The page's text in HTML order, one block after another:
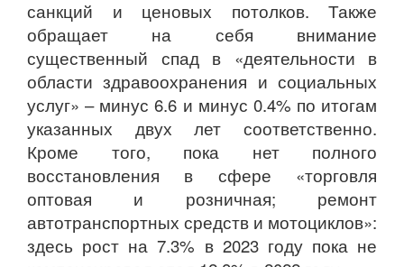
санкций и ценовых потолков. Также
обращает на себя внимание
существенный спад в «деятельности в
области здравоохранения и социальных
услуг» – минус 6.6 и минус 0.4% по итогам
указанных двух лет соответственно.
Кроме того, пока нет полного
восстановления в сфере «торговля
оптовая и розничная; ремонт
автотранспортных средств и мотоциклов»:
здесь рост на 7.3% в 2023 году пока не